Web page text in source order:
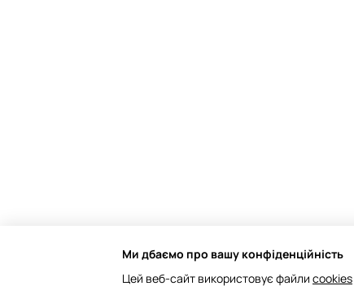
Інтернет-магазин створений з Хорошоп
Ми дбаємо про вашу конфіденційність
Цей веб-сайт використовує файли cookies